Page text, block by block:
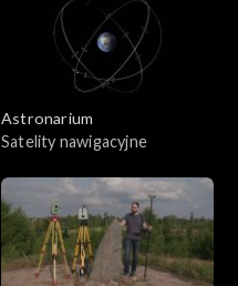
Astronarium
Satelity nawigacyjne